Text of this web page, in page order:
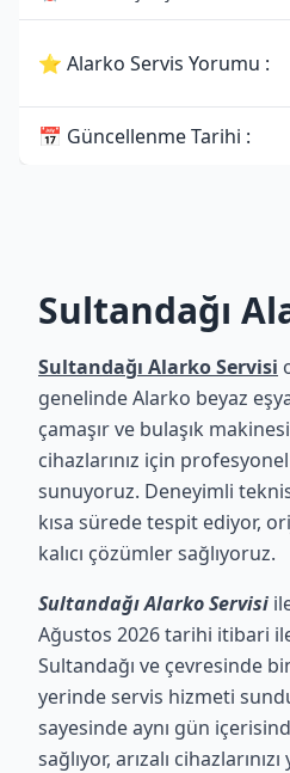
⭐ Alarko Servis Yorumu :
📅 Güncellenme Tarihi :
Sultandağı
Sultandağı Alarko Servisi
genelinde Alarko beyaz
çamaşır ve bulaşık
cihazlarınız için
sunuyoruz. Deneyimli
kısa sürede tespit ediyor,
kalıcı çözümler sağlıyoruz.
Sultandağı Alarko Servisi
Ağustos 2026 tarihi itibari
Sultandağı ve çevresinde
yerinde servis hizmeti
sayesinde aynı gün
sağlıyor, arızalı